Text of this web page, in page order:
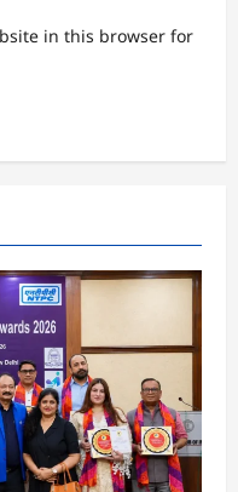
in this browser for